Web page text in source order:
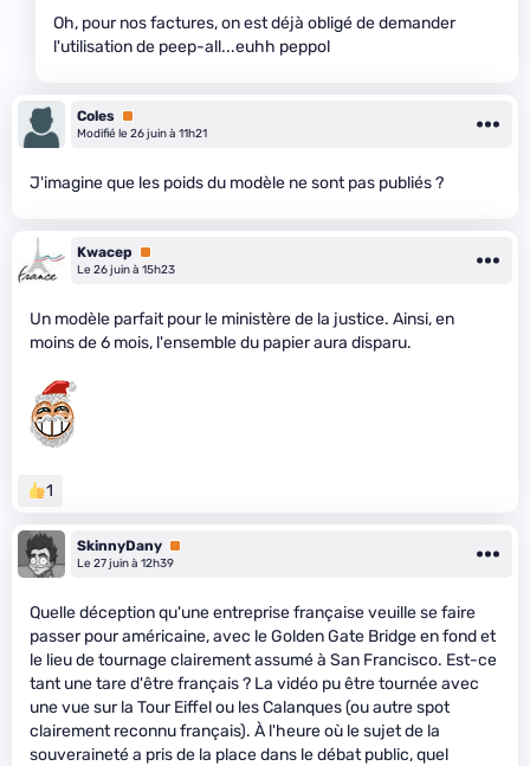
Oh, pour nos factures, on est déjà obligé de demander
l'utilisation de peep-all...euhh peppol
Coles Premium
Modifié le 26 juin à 11h21
J'imagine que les poids du modèle ne sont pas publiés ?
Kwacep
Premium
Le 26 juin à 15h23
Un modèle parfait pour le ministère de la justice. Ainsi, en
moins de 6 mois, l'ensemble du papier aura disparu.
1
SkinnyDany Premium
Le 27 juin à 12h39
Quelle déception qu'une entreprise française veuille se faire
passer pour américaine, avec le Golden Gate Bridge en fond et
le lieu de tournage clairement assumé à San Francisco. Est-ce
tant une tare d'être français ? La vidéo pu être tournée avec
une vue sur la Tour Eiffel ou les Calanques (ou autre spot
clairement reconnu français). À l'heure où le sujet de la
souveraineté a pris de la place dans le débat public, quel